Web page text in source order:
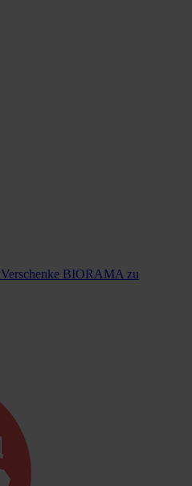
Verschenke BIORAMA zu